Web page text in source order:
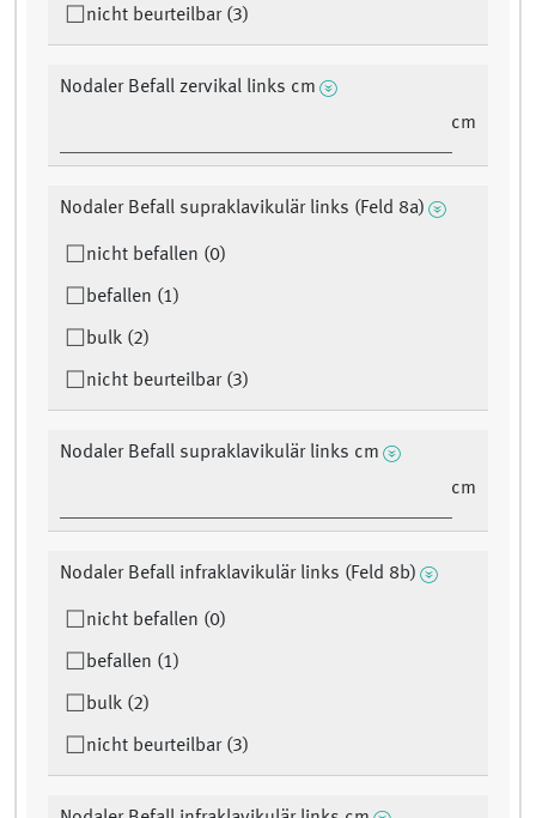
nicht beurteilbar (3)
Nodaler Befall zervikal links cm
cm
Nodaler Befall supraklavikulär links (Feld 8a)
nicht befallen (0)
befallen (1)
bulk (2)
nicht beurteilbar (3)
Nodaler Befall supraklavikulär links cm
cm
Nodaler Befall infraklavikulär links (Feld 8b)
nicht befallen (0)
befallen (1)
bulk (2)
nicht beurteilbar (3)